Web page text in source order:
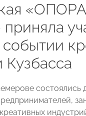
«ОПОРА
Кузбасса
состоялись